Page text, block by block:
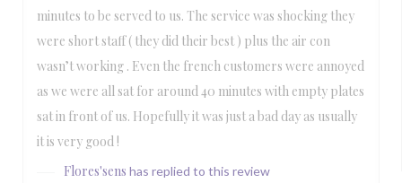
minutes to be served to us. The service was shocking they
were short staff ( they did their best ) plus the air con
wasn’t working . Even the french customers were annoyed
as we were all sat for around 40 minutes with empty plates
sat in front of us. Hopefully it was just a bad day as usually
it is very good !
Flores'sens has replied to this review